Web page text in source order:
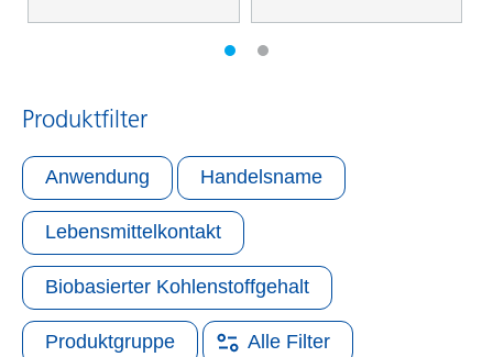
Produktfilter
Anwendung Handelsname
Lebensmittelkontakt
Biobasierter Kohlenstoffgehalt
Produktgruppe Alle Filter